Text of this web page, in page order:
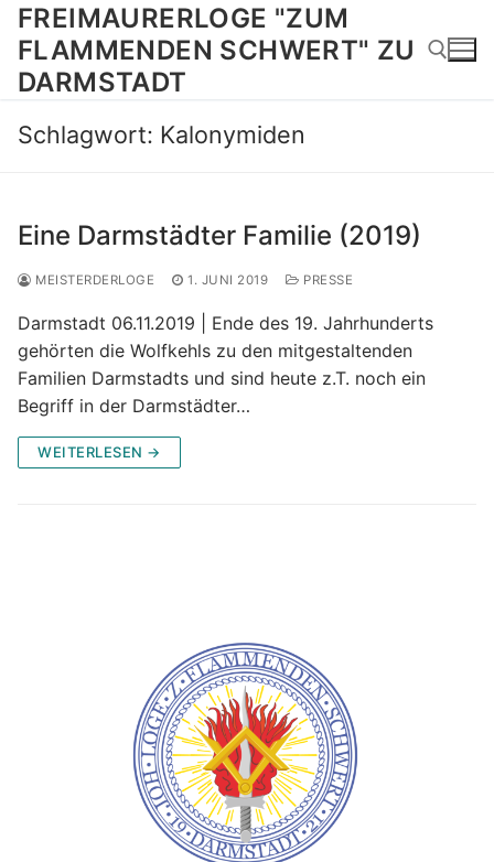
Zum
Inhalt
springen
FREIMAURERLOGE "ZUM
FLAMMENDEN SCHWERT" ZU
DARMSTADT
Suchen nach:
Schlagwort: Kalonymiden
Eine Darmstädter Familie (2019)
MEISTERDERLOGE 1. JUNI 2019 PRESSE
Darmstadt 06.11.2019 | Ende des 19. Jahrhunderts
gehörten die Wolfkehls zu den mitgestaltenden
Familien Darmstadts und sind heute z.T. noch ein
Begriff in der Darmstädter…
WEITERLESEN →